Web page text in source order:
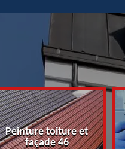
Peinture toiture et
façade 46